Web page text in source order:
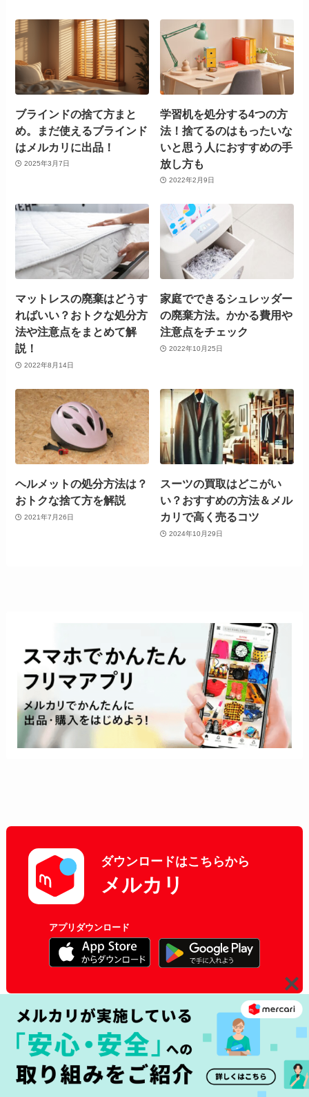
ブラインドの捨て方まと
め。まだ使えるブラインド
はメルカリに出品！
2025年3月7日
学習机を処分する4つの方
法！捨てるのはもったいな
いと思う人におすすめの手
放し方も
2022年2月9日
マットレスの廃棄はどうす
ればいい？おトクな処分方
法や注意点をまとめて解
説！
2022年8月14日
家庭でできるシュレッダー
の廃棄方法。かかる費用や
注意点をチェック
2022年10月25日
ヘルメットの処分方法は？
おトクな捨て方を解説
2021年7月26日
スーツの買取はどこがい
い？おすすめの方法＆メル
カリで高く売るコツ
2024年10月29日
ダウンロードはこちらから
メルカリ
アプリダウンロード
Category